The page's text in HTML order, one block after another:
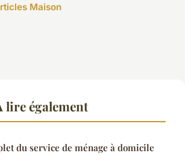
Maison
également
du service de ménage à domicile